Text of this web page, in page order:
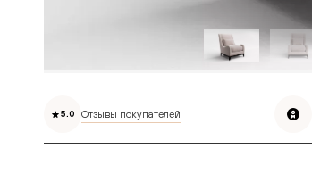
5.0 Отзывы покупателей